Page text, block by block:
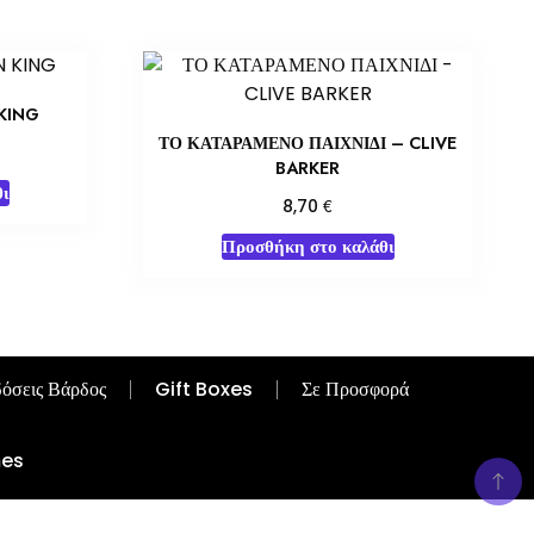
ΤΟ ΚΑΤΑΡΑΜΕΝΟ ΠΑΙΧΝΙΔΙ – CLIVE
BARKER
8,70€
Προσθήκη στο καλάθι
Βάρδος Gift Boxes Σε Προσφορά